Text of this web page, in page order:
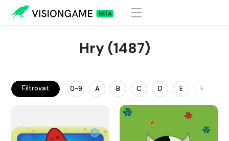
Hry (1487)
Filtrovat 0-9 A B C D E F